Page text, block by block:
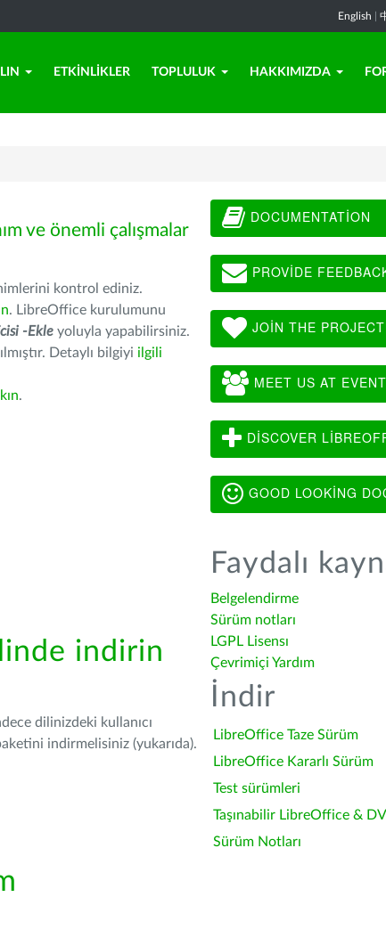
English
ETKINLIKLER TOPLULUK HAKKIMIZDA
ve önemli çalışmalar
kontrol ediniz.
. LibreOffice kurulumunu
-Ekle yoluyla yapabilirsiniz.
Detaylı bilgiyi ilgili
.
indirin
dilinizdeki kullanıcı
indirmelisiniz (yukarıda).
DOCUMENTATION
PROVIDE
JOIN THE
MEET US AT
DISCOVER
GOOD LOOKING
Faydalı
Belgelendirme
Sürüm notları
LGPL Lisensı
Çevrimiçi Yardım
İndir
LibreOffice Taze Sürüm
LibreOffice Kararlı Sürüm
Test sürümleri
Taşınabilir LibreOffice &
Sürüm Notları